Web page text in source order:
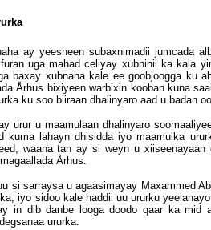
ay yeesheen subaxnimadii jumcada
uga mahad celiyay xubnihii ka kala
baxay xubnaha kale ee goobjoogga ku
Århus bixiyeen warbixin kooban kuna
ku soo biiraan dhalinyaro aad u badan
urur u maamulaan dhalinyaro
kuma lahayn dhisidda iyo maamulka
waana tan ay si weyn u
Århus.
si sarraysa u agaasimayay Maxammed
iyo sidoo kale haddii uu ururku
in dib danbe looga doodo qaar ka mid
ururka.